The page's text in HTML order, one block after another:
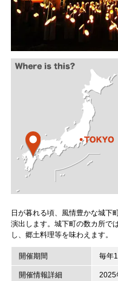
日が暮れる頃、風情豊かな城下
演出します。城下町の数カ所で
し、郷土料理等を味わえます。
開催期間 毎年
開催情報詳細
2025